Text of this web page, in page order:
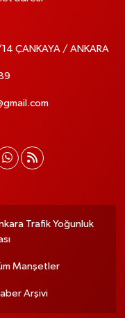
14 ÇANKAYA / ANKARA
Trafik Yoğunluk
Manşetler
Arşivi